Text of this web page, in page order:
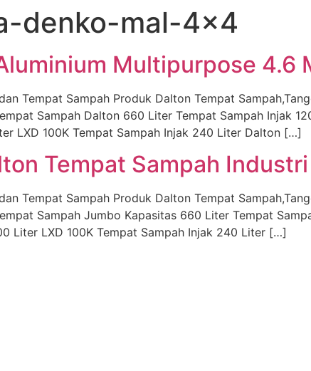
denko-mal-4×4
Multipurpose 4.6
Tempat Sampah Produk Dalton Tempat
Sampah Dalton 660 Liter Tempat Sampah Injak
LXD 100K Tempat Sampah Injak 240 Liter Dalton […]
Tempat Sampah
Tempat Sampah Produk Dalton Tempat
Sampah Jumbo Kapasitas 660 Liter Tempat
Liter LXD 100K Tempat Sampah Injak 240 Liter […]